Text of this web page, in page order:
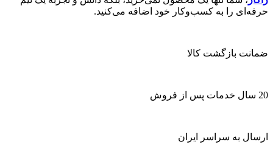
حرفه‌ای را به کسب‌وکار خود اضافه می‌کنید.
ضمانت بازگشت کالا
20 سال خدمات پس از فروش
ارسال به سراسر ایران